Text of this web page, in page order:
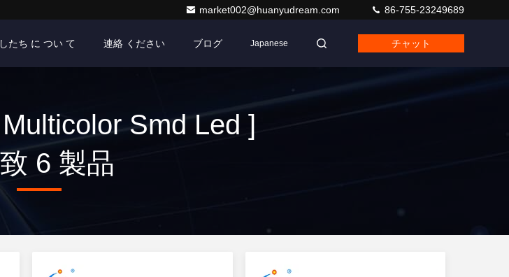
market002@huanyudream.com 86-755-23249689
たち に つい て 連絡 ください ブログ Japanese チャット
Smd Led ]
6 製品